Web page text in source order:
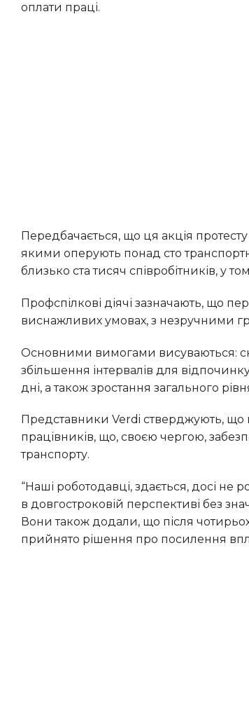
оплати праці.
Передбачається, що ця акція протесту вплине на рух автобусів, трамваїв і приміських залізничних сполучень,
якими оперують понад сто
близько ста тисяч співробітників, у
Профспілкові діячі зазначають, що персонал місцевих транспортних підприємств змушений працювати у
виснажливих умовах, з незручними
Основними вимогами висуваються: скорочення тривалості робочого тижня та тривалості робочих змін,
збільшення інтервалів для
дні, а також зростання загального
Представники Verdi стверджують, що покращені умови зайнятості сприятимуть залученню додаткових
працівників, що, своєю чергою,
транспорту.
“Наші роботодавці, здається, досі не розуміють, що міська транспортна система не зможе ефективно працювати
в довгостроковій перспективі без
Вони також додали, що після
прийнято рішення про посилення